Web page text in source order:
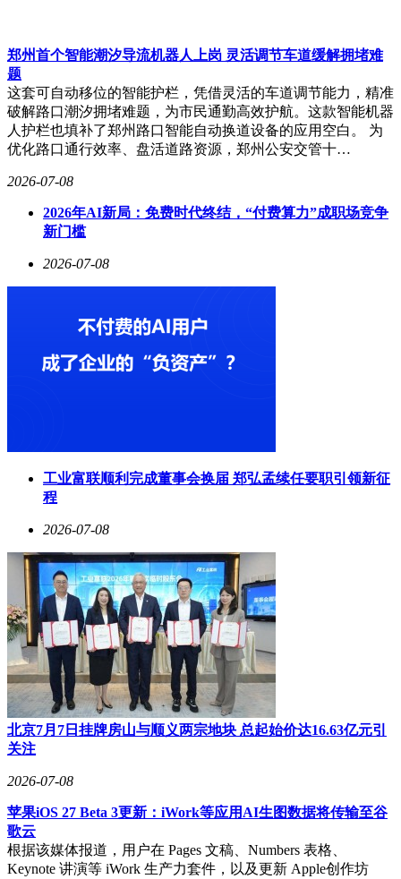
郑州首个智能潮汐导流机器人上岗 灵活调节车道缓解拥堵难
题
这套可自动移位的智能护栏，凭借灵活的车道调节能力，精准
破解路口潮汐拥堵难题，为市民通勤高效护航。这款智能机器
人护栏也填补了郑州路口智能自动换道设备的应用空白。 为
优化路口通行效率、盘活道路资源，郑州公安交管十…
2026-07-08
2026年AI新局：免费时代终结，“付费算力”成职场竞争
新门槛
2026-07-08
工业富联顺利完成董事会换届 郑弘孟续任要职引领新征
程
2026-07-08
北京7月7日挂牌房山与顺义两宗地块 总起始价达16.63亿元引
关注
2026-07-08
苹果iOS 27 Beta 3更新：iWork等应用AI生图数据将传输至谷
歌云
根据该媒体报道，用户在 Pages 文稿、Numbers 表格、
Keynote 讲演等 iWork 生产力套件，以及更新 Apple创作坊